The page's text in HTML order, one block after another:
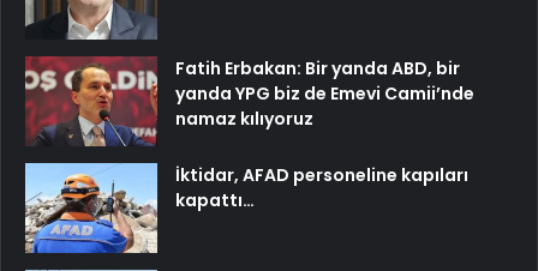
Fatih Erbakan: Bir yanda ABD, bir
yanda YPG biz de Emevi Camii’nde
namaz kılıyoruz
İktidar, AFAD personeline kapıları
kapattı…